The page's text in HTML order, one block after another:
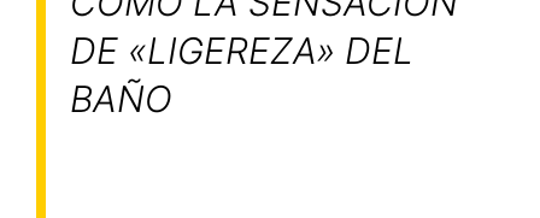
DE «LIGEREZA» DEL
BAÑO